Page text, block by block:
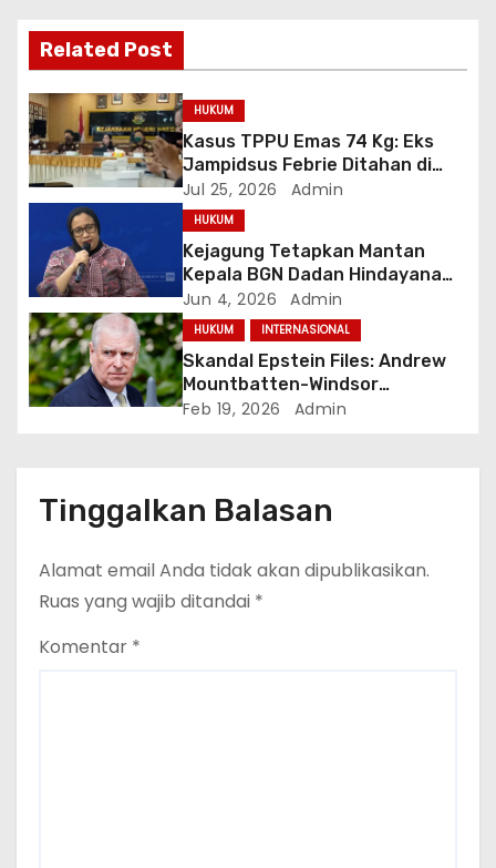
s
i
p
o
s
Related Post
HUKUM
Kasus TPPU Emas 74 Kg: Eks
Jampidsus Febrie Ditahan di
Rutan KPK, Kuntadi Dilantik Jadi
Jampidsus Baru
Jul 25, 2026 Admin
HUKUM
Kejagung Tetapkan Mantan
Kepala BGN Dadan Hindayana
dan Dua Wakilnya Sebagai
Tersangka Korupsi MBG
Jun 4, 2026 Admin
HUKUM INTERNASIONAL
Skandal Epstein Files: Andrew
Mountbatten-Windsor
Ditangkap Atas Dugaan
Feb 19, 2026 Admin
Tinggalkan Balasan
Alamat email Anda tidak akan dipublikasikan.
Ruas yang wajib ditandai *
Komentar *